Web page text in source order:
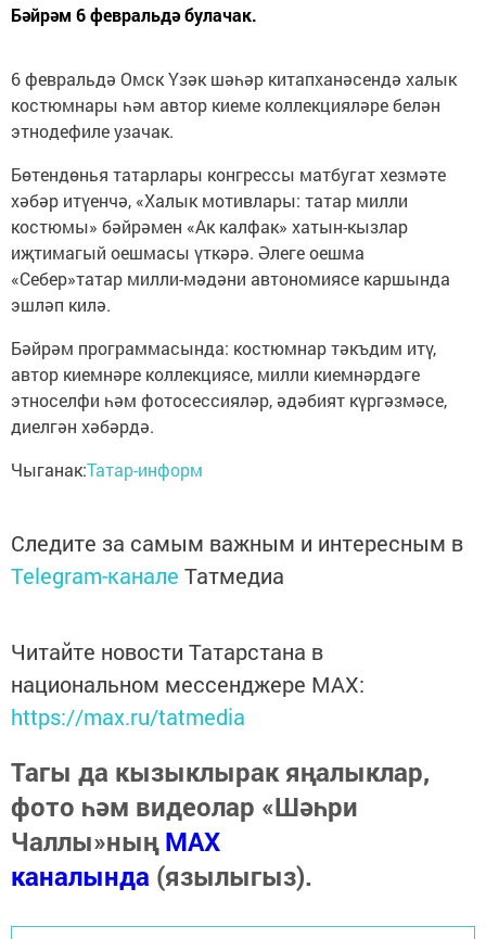
Бәйрәм 6 февральдә булачак.
6 февральдә Омск Үзәк шәһәр китапханәсендә халык
костюмнары һәм автор киеме коллекцияләре белән
этнодефиле узачак.
Бөтендөнья татарлары конгрессы матбугат хезмәте
хәбәр итүенчә, «Халык мотивлары: татар милли
костюмы» бәйрәмен «Ак калфак» хатын-кызлар
иҗтимагый оешмасы үткәрә. Әлеге оешма
«Себер»татар милли-мәдәни автономиясе каршында
эшләп килә.
Бәйрәм программасында: костюмнар тәкъдим итү,
автор киемнәре коллекциясе, милли киемнәрдәге
этноселфи һәм фотосессияләр, әдәбият күргәзмәсе,
диелгән хәбәрдә.
Чыганак:Татар-информ
Следите за самым важным и интересным в
Telegram-канале Татмедиа
Читайте новости Татарстана в
национальном мессенджере MАХ:
https://max.ru/tatmedia
Тагы да кызыклырак яңалыклар,
фото һәм видеолар «Шәһри
Чаллы»ныңMAX
каналында (язылыгыз).